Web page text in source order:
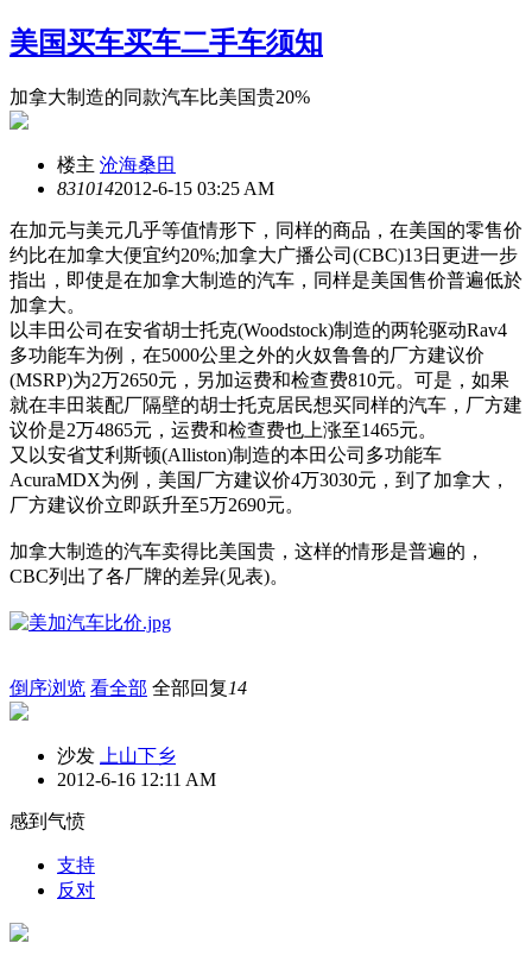
美国买车买车二手车须知
加拿大制造的同款汽车比美国贵20%
楼主 沧海桑田
8310142012-6-15 03:25 AM
在加元与美元几乎等值情形下，同样的商品，在美国的零售价
约比在加拿大便宜约20%;加拿大广播公司 (CBC)13日更进一步
指出，即使是在加拿大制造的汽车，同样是美国售价普遍低於
加拿大。
以丰田公司在安省胡士托克(Woodstock)制造的两轮驱动Rav4
多功能车为例，在5000公里之外的火奴鲁鲁的厂方建议价
(MSRP)为2万2650元，另加运费和检查费810元。可是，如果
就在丰田装配厂隔壁的胡士托克居民想买同样的汽车，厂方建
议价是2万4865元，运费和检查费也上涨至1465元。
又以安省艾利斯顿(Alliston)制造的本田公司多功能车
AcuraMDX为例，美国厂方建议价4万3030元，到了加拿大，
厂方建议价立即跃升至5万2690元。
加拿大制造的汽车卖得比美国贵，这样的情形是普遍的，
CBC列出了各厂牌的差异(见表)。
倒序浏览 看全部 全部回复 14
沙发
上山下乡
2012-6-16 12:11 AM
感到气愤
支持
反对